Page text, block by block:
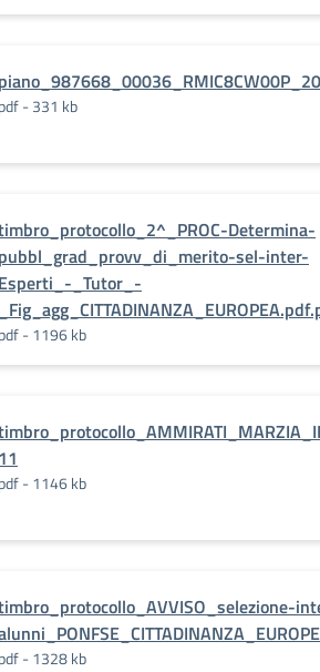
- 331 kb
Determina-
sel-inter-
_Tutor_-
- 1196 kb
- 1146 kb
- 1328 kb